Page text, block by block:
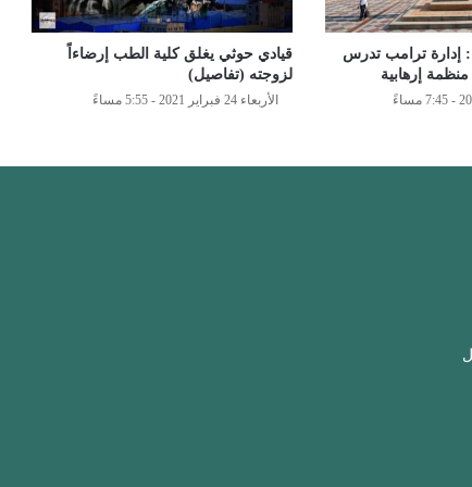
إدارة ترامب تدرس
إرهابية
قيادي حوثي يغلق كلية الطب إرضاءاً
لزوجته (تفاصيل)
الأربعاء 24 فبراير 2021 - 5:55 مساءً